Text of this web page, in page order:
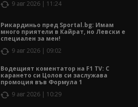
9 авг 2026 | 11:24
Рикардиньо пред Sportal.bg: Имам
много приятели в Кайрат, но Левски е
специален за мен!
9 авг 2026 | 09:02
Водещият коментатор на F1 TV: С
карането си Цолов си заслужава
промоция във Формула 1
9 авг 2026 | 10:29